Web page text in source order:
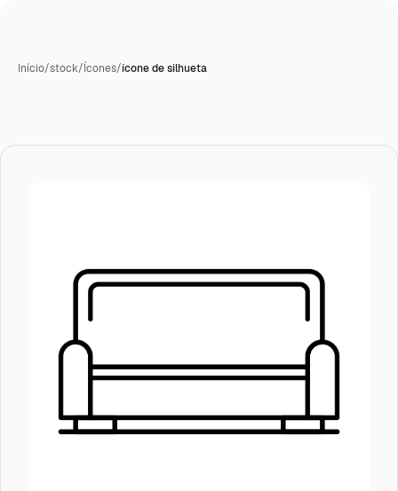
Início/stock/Ícones/ícone de silhueta